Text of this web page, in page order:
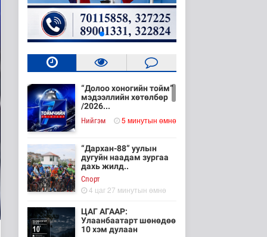
“Долоо хоногийн тойм”
мэдээллийн хөтөлбөр
/2026...
Нийгэм 5 минутын өмнө
“Дархан-88” уулын
дугуйн наадам зургаа
дахь жилд..
Cпорт
4 цаг 27 минутын өмнө
ЦАГ АГААР:
Улаанбаатарт шөнөдөө
10 хэм дулаан